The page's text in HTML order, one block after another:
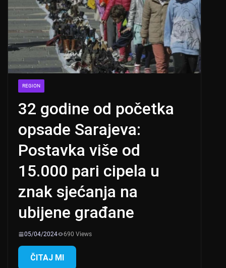
REGION
32 godine od početka
opsade Sarajeva:
Postavka više od
15.000 pari cipela u
znak sjećanja na
ubijene građane
05/04/2024 690 Views
ČITAJ MI